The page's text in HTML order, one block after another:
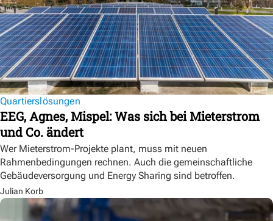
Quartierslösungen
EEG, Agnes, Mispel: Was sich bei Mieterstrom
und Co. ändert
Wer Mieterstrom-Projekte plant, muss mit neuen
Rahmenbedingungen rechnen. Auch die gemeinschaftliche
Gebäudeversorgung und Energy Sharing sind betroffen.
Julian Korb